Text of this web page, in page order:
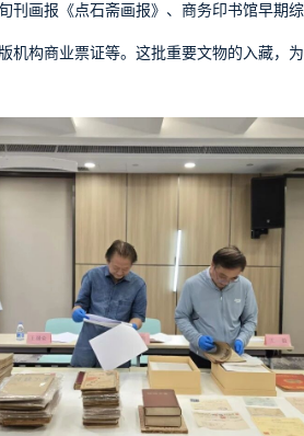
画报《点石斋画报》、商务印书馆早期
构商业票证等。这批重要文物的入藏，